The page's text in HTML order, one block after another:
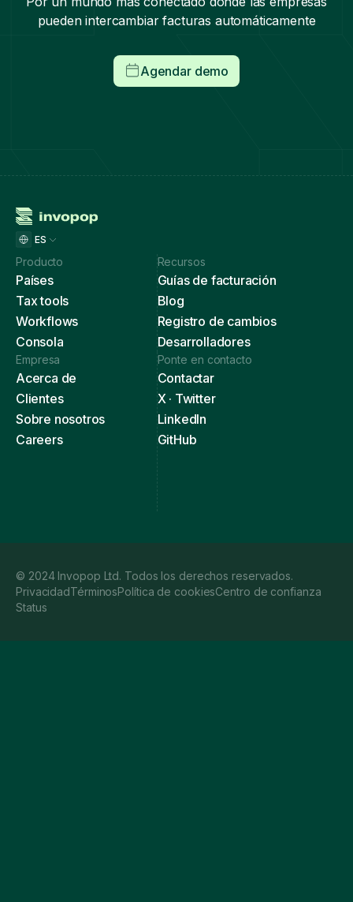
pueden intercambiar facturas automáticamente
Agendar demo
ES
Producto
Países
Tax tools
Workflows
Consola
Recursos
Guías de facturación
Blog
Registro de cambios
Desarrolladores
Empresa
Acerca de
Clientes
Sobre nosotros
Careers
Ponte en contacto
Contactar
X · Twitter
LinkedIn
GitHub
© 2024 Invopop Ltd. Todos los derechos reservados.
PrivacidadTérminosPolítica de cookiesCentro de confianza
Status